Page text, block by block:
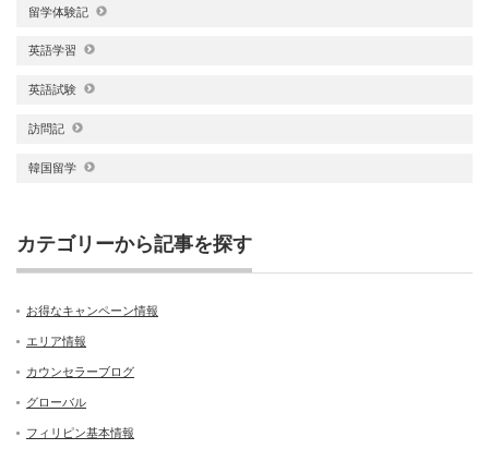
留学体験記
英語学習
英語試験
訪問記
韓国留学
カテゴリーから記事を探す
お得なキャンペーン情報
エリア情報
カウンセラーブログ
グローバル
フィリピン基本情報